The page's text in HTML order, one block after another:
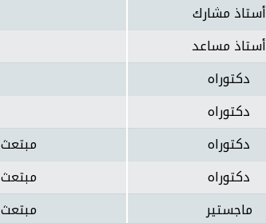
أستاذ مشارك
أستاذ مساعد
دكتوراه
دكتوراه
دكتوراه
مبتعث
دكتوراه
مبتعث
ماجستير
مبتعث